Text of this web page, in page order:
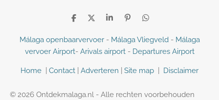
D
l
n
D
e
S
a
e
P
n
n
e
D
l
n
Málaga openbaarvervoer- Málaga Vliegveld- Málaga
vervoer Airport- Arivals airport- Departures Airport
Home Contact Adverteren Site map Disclaimer
© 2026 Ontdekmalaga.nl - Alle rechten voorbehouden